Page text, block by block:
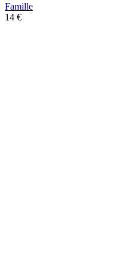
Famille
14 €